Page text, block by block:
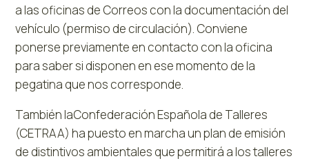
a las oficinas de Correos con la documentación del
vehículo (permiso de circulación). Conviene
ponerse previamente en contacto con la oficina
para saber si disponen en ese momento de la
pegatina que nos corresponde.
También laConfederación Española de Talleres
(CETRAA) ha puesto en marcha un plan de emisión
de distintivos ambientales que permitirá a los talleres